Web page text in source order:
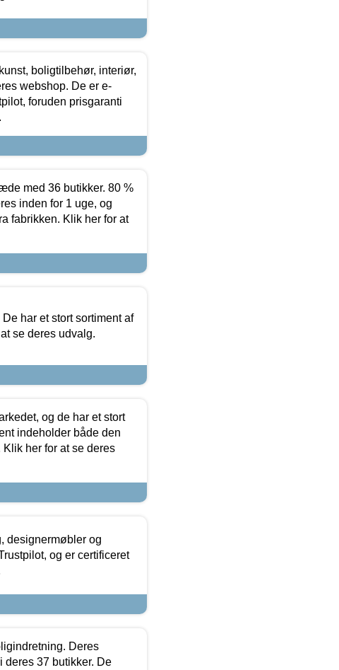
boligtilbehør, interiør,
webshop. De er e-
foruden prisgaranti
med 36 butikker. 80 %
inden for 1 uge, og
fabrikken. Klik her for at
har et stort sortiment af
se deres udvalg.
og de har et stort
indeholder både den
her for at se deres
designermøbler og
og er certificeret
Deres
37 butikker. De